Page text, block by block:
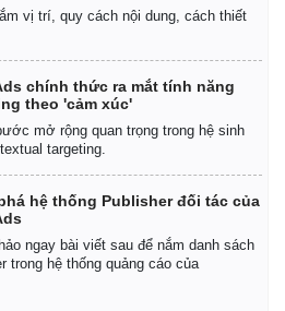
vị trí, quy cách nội dung, cách thiết
chính thức ra mắt tính năng
theo 'cảm xúc'
mở rộng quan trọng trong hệ sinh
targeting.
hệ thống Publisher đối tác của
ngay bài viết sau để nắm danh sách
trong hệ thống quảng cáo của